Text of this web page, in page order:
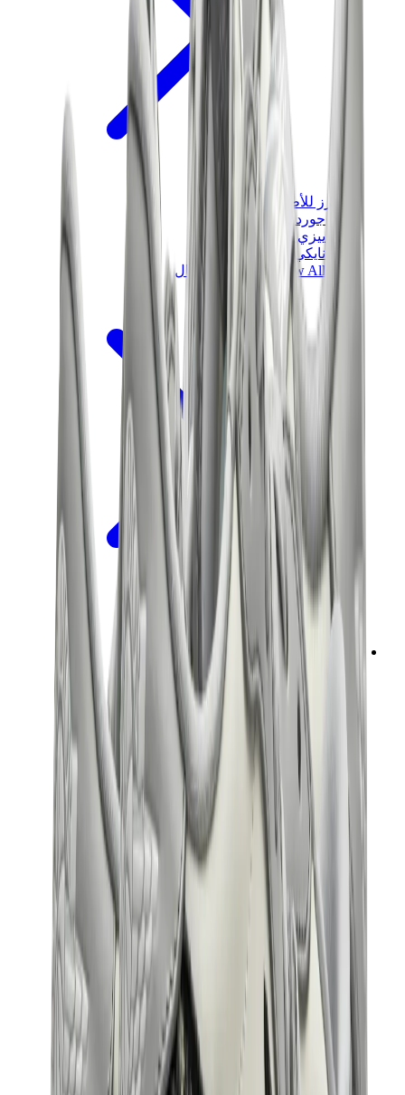
سنيكرز للأطفال
جوردن للأطفال
ييزي للأطفال
نايكي للأطفال
View All
سنيكرز للأطفال
سنيكرز نسائية
سنيكرز رجالية
حقائب
بيركين
كيلي
كونستانس
بيكوتان
ليندي
حقائب هيرميس للرجال
View All
هيرميس